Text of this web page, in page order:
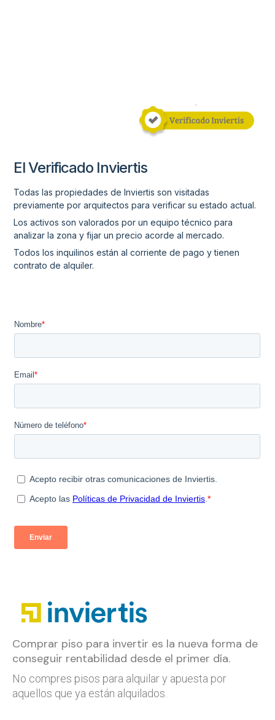
El Verificado Inviertis
Todas las propiedades de Inviertis son visitadas
previamente por arquitectos para verificar su estado actual.
Los activos son valorados por un equipo técnico para
analizar la zona y fijar un precio acorde al mercado.
Todos los inquilinos están al corriente de pago y tienen
contrato de alquiler.
Comprar piso para invertir es la nueva forma de
conseguir rentabilidad desde el primer día.
No compres pisos para alquilar y apuesta por
aquellos que ya están alquilados.